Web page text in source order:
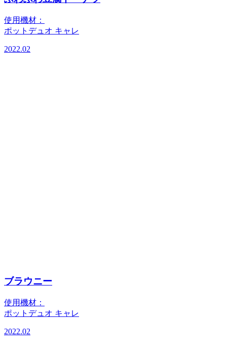
使用機材：
ポットデュオ キャレ
2022.02
ブラウニー
使用機材：
ポットデュオ キャレ
2022.02